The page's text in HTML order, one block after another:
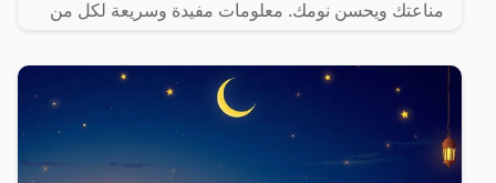
مناعتك ويحسن نومك. معلومات مفيدة وسريعة لكل من